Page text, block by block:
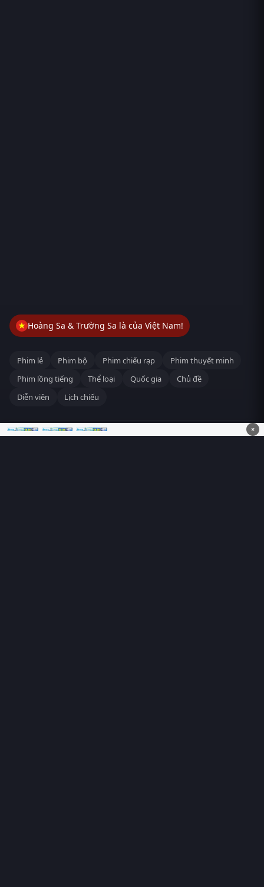
Hoàng Sa & Trường Sa là của Việt Nam!
Phim lẻ Phim bộ Phim chiếu rạp
Phim thuyết minh
Phim lồng tiếng
Thể loại Quốc gia
Chủ đề
Diễn viên
Lịch chiếu
×